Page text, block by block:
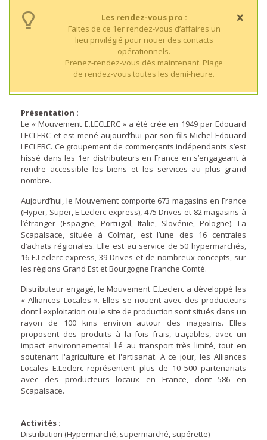
Les rendez-vous pro :
Faites de ce 1er rendez-vous d’affaires un
lieu privilégié pour nouer des contacts
opérationnels.
Prenez-rendez-vous dès maintenant. Plage
de rendez-vous toutes les demi-heure.
Présentation :
Le « Mouvement E.LECLERC » a été crée en 1949 par Edouard
LECLERC et est mené aujourd’hui par son fils Michel-Edouard
LECLERC. Ce groupement de commerçants indépendants s’est
hissé dans les 1er distributeurs en France en s’engageant à
rendre accessible les biens et les services au plus grand
nombre.
Aujourd’hui, le Mouvement comporte 673 magasins en France
(Hyper, Super, E.Leclerc express), 475 Drives et 82 magasins à
l’étranger (Espagne, Portugal, Italie, Slovénie, Pologne). La
Scapalsace, située à Colmar, est l’une des 16 centrales
d’achats régionales. Elle est au service de 50 hypermarchés,
16 E.Leclerc express, 39 Drives et de nombreux concepts, sur
les régions Grand Est et Bourgogne Franche Comté.
Distributeur engagé, le Mouvement E.Leclerc a développé les
« Alliances Locales ». Elles se nouent avec des producteurs
dont l'exploitation ou le site de production sont situés dans un
rayon de 100 kms environ autour des magasins. Elles
proposent des produits à la fois frais, traçables, avec un
impact environnemental lié au transport très limité, tout en
soutenant l'agriculture et l'artisanat. A ce jour, les Alliances
Locales E.Leclerc représentent plus de 10 500 partenariats
avec des producteurs locaux en France, dont 586 en
Scapalsace.
Activités :
Distribution (Hypermarché, supermarché, supérette)